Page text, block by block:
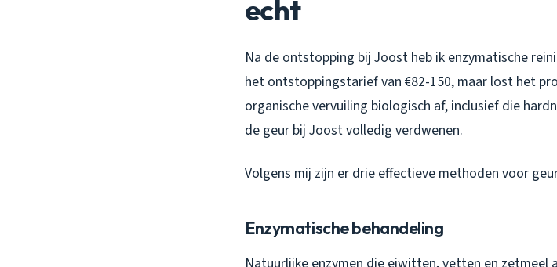
echt
Na de ontstopping bij Joost heb ik enzymatische
het ontstoppingstarief van €82-150, maar lost het
organische vervuiling biologisch af, inclusief die
de geur bij Joost volledig verdwenen.
Volgens mij zijn er drie effectieve methoden voor
Enzymatische behandeling